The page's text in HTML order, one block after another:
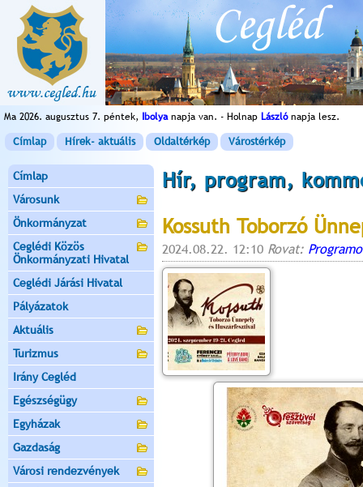
Ma 2026. augusztus 7. péntek, Ibolyanapja van. - Holnap Lászlónapja lesz.
Címlap Hírek- aktuális Oldaltérkép Várostérkép
Címlap
Városunk
Önkormányzat
Ceglédi Közös
Önkormányzati Hivatal
Ceglédi Járási Hivatal
Pályázatok
Aktuális
Turizmus
Irány Cegléd
Egészségügy
Egyházak
Gazdaság
Városi rendezvények
Hír, program,
Kossuth Toborzó
2024.08.22. 12:10 Rovat: